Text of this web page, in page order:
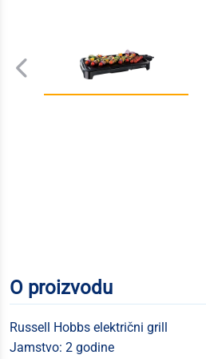
O proizvodu
Russell Hobbs električni grill
Jamstvo: 2 godine